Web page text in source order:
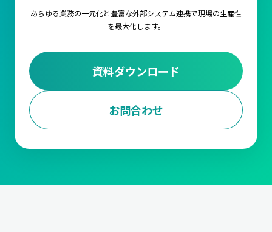
あらゆる業務の一元化と豊富な外部システム連携で現場の生産性
を最大化します。
資料ダウンロード
お問合わせ